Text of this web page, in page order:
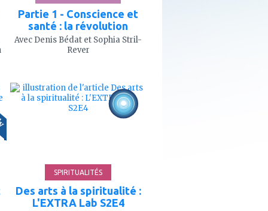
Partie 1 - Conscience et
santé : la révolution
Avec Denis Bédat et Sophia Stril-
Rever
à
mes
SPIRITUALITÉS
Des arts à la spiritualité :
L'EXTRA Lab S2E4